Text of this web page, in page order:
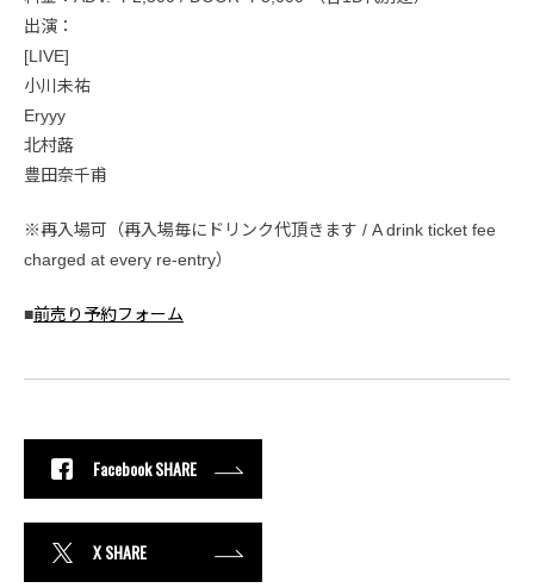
出演：
[LIVE]
小川未祐
Eryyy
北村蕗
豊田奈千甫
※再入場可（再入場毎にドリンク代頂きます / A drink ticket fee
charged at every re-entry）
■前売り予約フォーム
Facebook SHARE
X SHARE